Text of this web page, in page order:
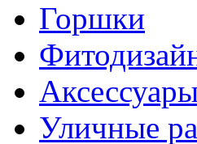
Горшки
Уличные